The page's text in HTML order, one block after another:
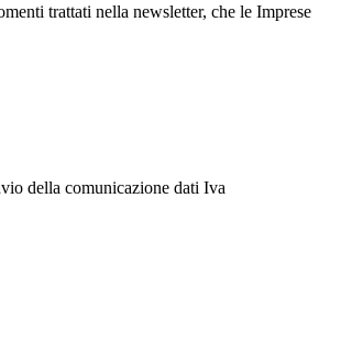
trattati nella newsletter, che le Imprese
della comunicazione dati Iva